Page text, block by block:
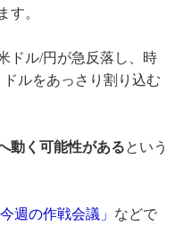
す。
ドル/円が急反落し、時
ルをあっさり割り込む
動く可能性があるという
週の作戦会議」 などで